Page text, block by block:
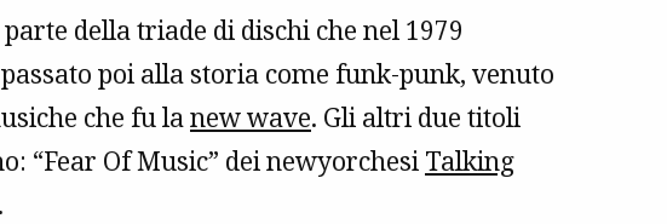
della triade di dischi che nel 1979
poi alla storia come funk-punk, venuto
che fu lanew wave. Gli altri due titoli
“Fear Of Music” dei newyorchesi Talking
.